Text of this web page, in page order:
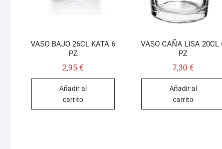
VASO BAJO 26CL KATA 6
PZ
2,95€
Añadir al
carrito
VASO CAÑA LISA 20CL
PZ
7,30 €
Añadir al
carrito